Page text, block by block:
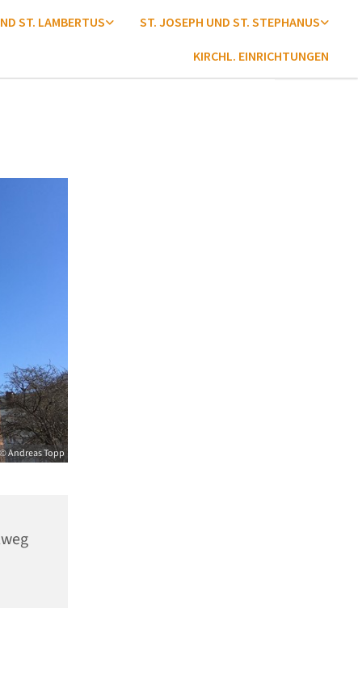
ST. LAMBERTUS ST. JOSEPH UND ST. STEPHANUS
KIRCHL. EINRICHTUNGEN
Andreas Topp